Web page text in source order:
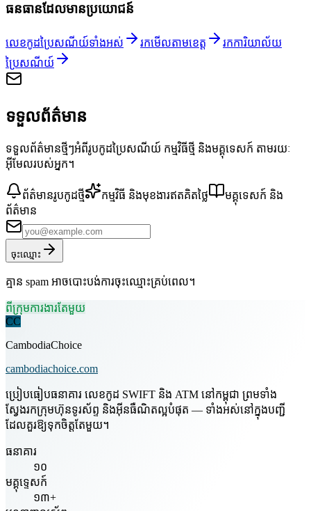
ធនធានដែលមានប្រយោជន៍
លេខកូដប្រៃសណីយ៍ទាំងអស់ រកមើលតាមខេត្ត
រកការិយាល័យ
ប្រៃសណីយ៍
ទទួលព័ត៌មាន
ទទួលព័ត៌មានថ្មីៗអំពីរូបកូដប្រៃសណីយ៍ កម្មវិធីថ្មី និងមគ្គុទេសក៍ តាមរយៈ
អ៊ីមែលរបស់អ្នក។
ព័ត៌មានរូបកូដថ្មី កម្មវិធី និងមុខងារឥតគិតថ្លៃ
មគ្គុទេសក៍ និង
ព័ត៌មាន
ចុះឈ្មោះ
គ្មាន spam អាចបោះបង់ការចុះឈ្មោះគ្រប់ពេល។
ពីក្រុមការងារតែមួយ
CC
CambodiaChoice
cambodiachoice.com
ប្រៀបធៀបធនាគារ លេខកូដ SWIFT និង ATM នៅកម្ពុជា ព្រមទាំង
ស្វែងរកក្រុមហ៊ុនទូរស័ព្ទ និងអ៊ីនធឺណិតល្អបំផុត — ទាំងអស់នៅក្នុងបញ្ជី
ដែលគួរឱ្យទុកចិត្តតែមួយ។
ធនាគារ
១០
មគ្គុទ្ទេសក៍
១៣+